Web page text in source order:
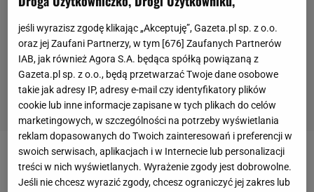
Prezent idealny dla dziewczynki
jeśli wyrazisz zgodę klikając „Akceptuję”, Gazeta.pl sp. z o.o.
oraz jej Zaufani Partnerzy, w tym [676] Zaufanych Partnerów
IAB, jak również Agora S.A. będąca spółką powiązaną z
Gazeta.pl sp. z o.o., będą przetwarzać Twoje dane osobowe
takie jak adresy IP, adresy e-mail czy identyfikatory plików
cookie lub inne informacje zapisane w tych plikach do celów
marketingowych, w szczególności na potrzeby wyświetlania
reklam dopasowanych do Twoich zainteresowań i preferencji w
swoich serwisach, aplikacjach i w Internecie lub personalizacji
treści w nich wyświetlanych. Wyrażenie zgody jest dobrowolne.
Jeśli nie chcesz wyrazić zgody, chcesz ograniczyć jej zakres lub